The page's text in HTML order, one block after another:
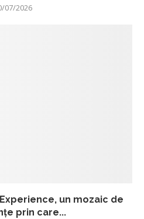
07/2026
un mozaic de
prin care...